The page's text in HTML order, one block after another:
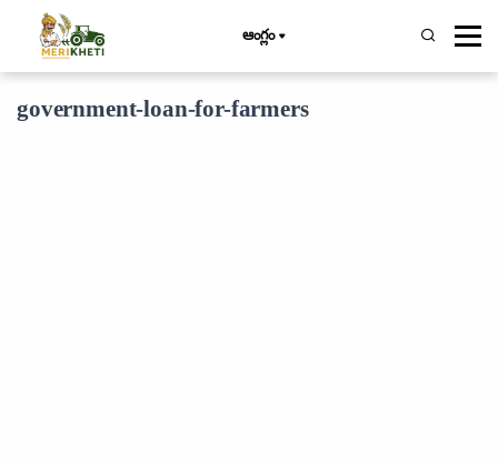
ఆంగ్లం
government-loan-for-farmers